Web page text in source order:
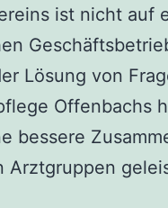
ist nicht auf
Lösung von
Offenbachs
bessere
Arztgruppen